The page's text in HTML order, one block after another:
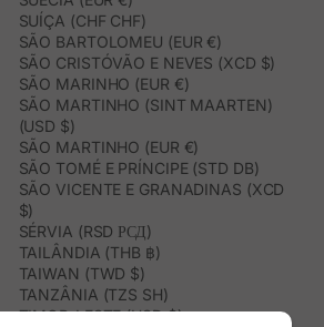
SUÍÇA (CHF CHF)
SÃO BARTOLOMEU (EUR €)
SÃO CRISTÓVÃO E NEVES (XCD $)
SÃO MARINHO (EUR €)
SÃO MARTINHO (SINT MAARTEN)
(USD $)
SÃO MARTINHO (EUR €)
SÃO TOMÉ E PRÍNCIPE (STD DB)
SÃO VICENTE E GRANADINAS (XCD
$)
SÉRVIA (RSD РСД)
TAILÂNDIA (THB ฿)
TAIWAN (TWD $)
TANZÂNIA (TZS SH)
TIMOR-LESTE (USD $)